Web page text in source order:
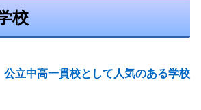
校
公立中高一貫校として人気のある学校